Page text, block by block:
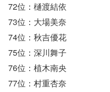
72位：樋渡結依
73位：大場美奈
74位：秋吉優花
75位：深川舞子
76位：植木南央
77位：村重杏奈